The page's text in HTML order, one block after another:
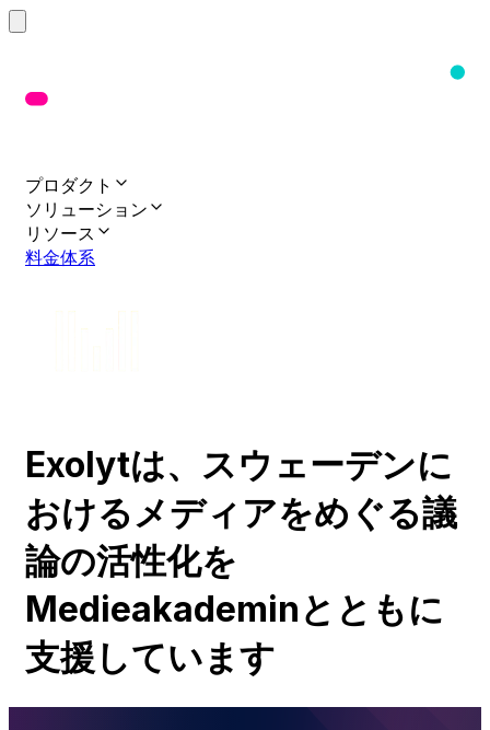
プロダクト
ソリューション
リソース
料金体系
Exolytは、 スウェーデンに
おけるメディアをめぐる議
論の活性化を
Medieakademinとともに
支援しています